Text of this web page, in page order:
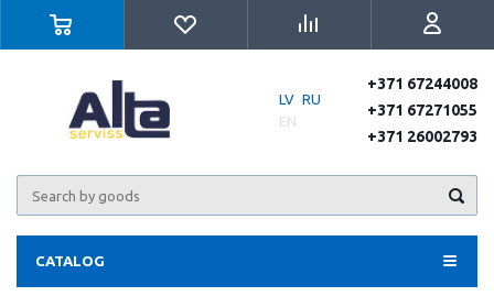
LV RU
EN
+371 67244008
+371 67271055
+371 26002793
CATALOG